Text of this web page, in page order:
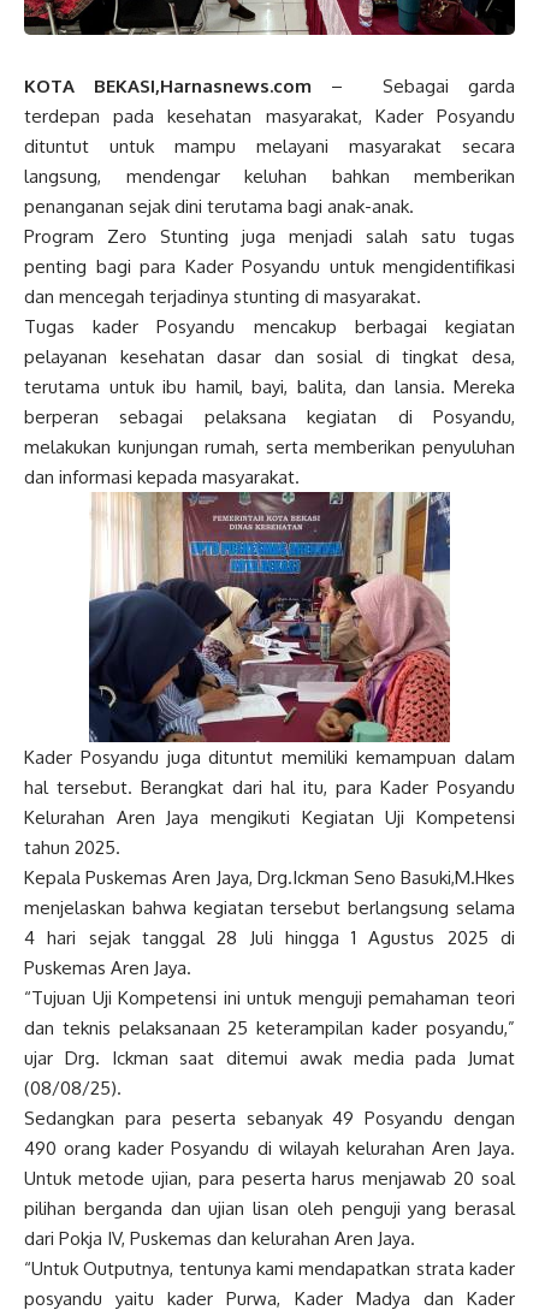
KOTA BEKASI,Harnasnews.com – Sebagai garda
terdepan pada kesehatan masyarakat, Kader Posyandu
dituntut untuk mampu melayani masyarakat secara
langsung, mendengar keluhan bahkan memberikan
penanganan sejak dini terutama bagi anak-anak.
Program Zero Stunting juga menjadi salah satu tugas
penting bagi para Kader Posyandu untuk mengidentifikasi
dan mencegah terjadinya stunting di masyarakat.
Tugas kader Posyandu mencakup berbagai kegiatan
pelayanan kesehatan dasar dan sosial di tingkat desa,
terutama untuk ibu hamil, bayi, balita, dan lansia. Mereka
berperan sebagai pelaksana kegiatan di Posyandu,
melakukan kunjungan rumah, serta memberikan penyuluhan
dan informasi kepada masyarakat.
Kader Posyandu juga dituntut memiliki kemampuan dalam
hal tersebut. Berangkat dari hal itu, para Kader Posyandu
Kelurahan Aren Jaya mengikuti Kegiatan Uji Kompetensi
tahun 2025.
Kepala Puskemas Aren Jaya, Drg.Ickman Seno Basuki,M.Hkes
menjelaskan bahwa kegiatan tersebut berlangsung selama
4 hari sejak tanggal 28 Juli hingga 1 Agustus 2025 di
Puskemas Aren Jaya.
“Tujuan Uji Kompetensi ini untuk menguji pemahaman teori
dan teknis pelaksanaan 25 keterampilan kader posyandu,”
ujar Drg. Ickman saat ditemui awak media pada Jumat
(08/08/25).
Sedangkan para peserta sebanyak 49 Posyandu dengan
490 orang kader Posyandu di wilayah kelurahan Aren Jaya.
Untuk metode ujian, para peserta harus menjawab 20 soal
pilihan berganda dan ujian lisan oleh penguji yang berasal
dari Pokja IV, Puskemas dan kelurahan Aren Jaya.
“Untuk Outputnya, tentunya kami mendapatkan strata kader
posyandu yaitu kader Purwa, Kader Madya dan Kader